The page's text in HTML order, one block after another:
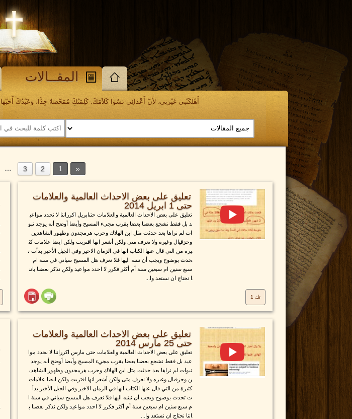
المقــالات
أَهْلَكَتْنِي غَيْرَتِي، لأَنَّ أَعْدَائِي نَسُوا كَلاَمَكَ. كَلِمَتُكَ مُمَحَّصَةٌ جِدًّا، وَعَبْدُكَ أَحَبَّهَا. صَغِيرٌ
1
2
3
…
تعليق على بعض الاحداث العالمية والعلامات
حتى 1 ابريل 2014
تعليق على بعض الاحداث العالمية والعلامات حتىابريل اكرراننا لا نحدد مواعي
د بل فقط نشجع بعضنا بعضا بقرب مجيء المسيح وأيضا أوضح أنه يوجد نبو
ات لم نراها بعد حدثت مثل ابن الهلاك وحرب هرمجدون وظهور الشاهدين
وحزقيال وغيره ولا نعرف متى ولكن أشعر انها اقتربت ولكن ايضا علامات كث
يرة من التي قال عنها الكتاب انها في الزمان الاخير وفي الجيل الأخير بدأت ت
حدث بوضوح ويجب أن ننتبه اليها فلا نعرف هل المسيح سياتي في سنة ام
سبع سنين ام سبعين سنة أم أكثر فكرر لا احدد مواعيد ولكن نذكر بعضنا بانن
ا نحتاج ان نستعد وا...
تك 1
تعليق على بعض الاحداث العالمية والعلامات
حتى 25 مارس 2014
تعليق على بعض الاحداث العالمية والعلامات حتى مارس اكرراننا لا نحدد موا
عيد بل فقط نشجع بعضنا بعضا بقرب مجيء المسيح وأيضا أوضح أنه يوجد
نبوات لم نراها بعد حدثت مثل ابن الهلاك وحرب هرمجدون وظهور الشاهدي
ن وحزقيال وغيره ولا نعرف متى ولكن أشعر انها اقتربت ولكن ايضا علامات
كثيرة من التي قال عنها الكتاب انها في الزمان الاخير وفي الجيل الأخير بدأ
ت تحدث بوضوح ويجب أن ننتبه اليها فلا نعرف هل المسيح سياتي في سنة ا
م سبع سنين ام سبعين سنة أم أكثر فكرر لا احدد مواعيد ولكن نذكر بعضنا ب
اننا نحتاج ان نستعد وا...